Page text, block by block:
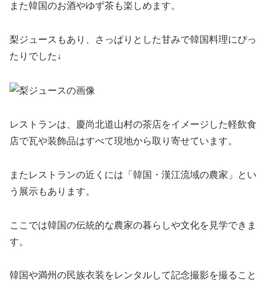
また韓国のお酒やゆず茶も楽しめます。
梨ジュースもあり、さっぱりとした甘みで韓国料理にぴっ
たりでした↓
レストランは、慶尚北道山村の茶店をイメージした軽飲食
店で瓦や装飾品はすべて現地から取り寄せています。
またレストランの近くには「韓国・漢江流域の農家」とい
う展示もあります。
ここでは韓国の伝統的な農家の暮らしや文化を見学できま
す。
韓国や満州の民族衣装をレンタルして記念撮影を撮ること